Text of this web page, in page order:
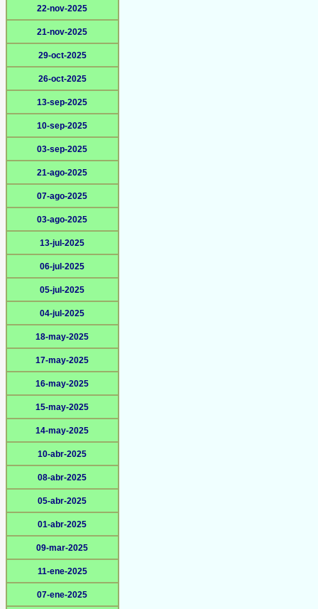
22-nov-2025
21-nov-2025
29-oct-2025
26-oct-2025
13-sep-2025
10-sep-2025
03-sep-2025
21-ago-2025
07-ago-2025
03-ago-2025
13-jul-2025
06-jul-2025
05-jul-2025
04-jul-2025
18-may-2025
17-may-2025
16-may-2025
15-may-2025
14-may-2025
10-abr-2025
08-abr-2025
05-abr-2025
01-abr-2025
09-mar-2025
11-ene-2025
07-ene-2025